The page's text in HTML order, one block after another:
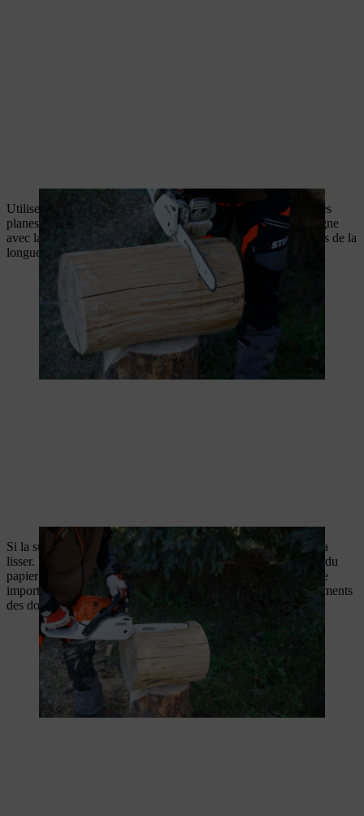
Utilisez une règle pour mesurer le milieu du rondin sur les faces
planes et marquez la ligne sur un côté. Coupez le long de la ligne
avec la tronçonneuse, pour fendre le tronc en deux dans le sens de la
longueur.
Si la surface tronçonnée est irrégulière, utilisez un rabot pour la
lisser. Poncez la surface du siège et arrondissez les bords avec du
papier de verre jusqu’à ce que le bois soit lisse. C’est une étape
importante, car une surface en bois bien finie protège vos vêtements
des dommages et accumule moins la poussière.